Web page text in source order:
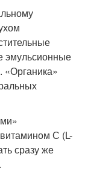
эмульсионные
«Органика»
С (L-
сразу же